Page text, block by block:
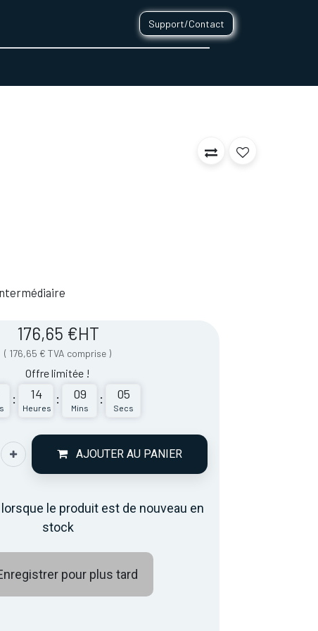
Support/Contact
176,65 €HT
( 176,65 € TVA comprise )
Offre limitée !
: 14
Heures
: 09
Mins
: 05
Secs
AJOUTER AU PANIER
le produit est de nouveau en
stock
pour plus tard